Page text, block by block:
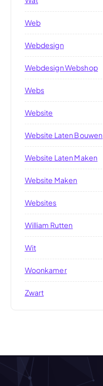
Web
Webdesign
Webdesign Webshop
Webs
Website
Website Laten Bouwen
Website Laten Maken
Website Maken
Websites
William Rutten
Wit
Woonkamer
Zwart